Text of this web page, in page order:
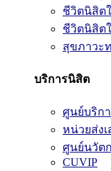
ชีวิตนิสิต
ชีวิตนิสิต
สุขภาวะ
บริการนิสิต
ศูนย์บริก
หน่วยส่ง
ศูนย์นวัตก
CUVIP